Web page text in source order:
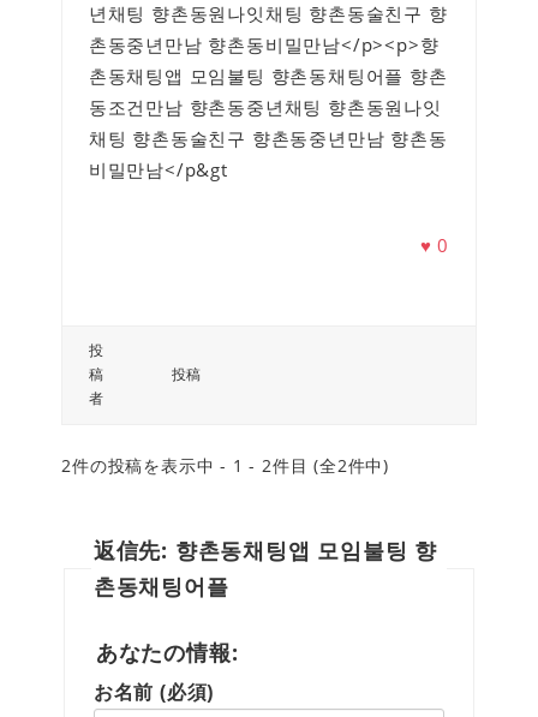
년채팅 향촌동원나잇채팅 향촌동술친구 향
촌동중년만남 향촌동비밀만남</p><p>향
촌동채팅앱 모임불팅 향촌동채팅어플 향촌
동조건만남 향촌동중년채팅 향촌동원나잇
채팅 향촌동술친구 향촌동중년만남 향촌동
비밀만남</p&gt
♥0
投
稿
者
投稿
2件の投稿を表示中 - 1 - 2件目 (全2件中)
返信先: 향촌동채팅앱 모임불팅 향
촌동채팅어플
あなたの情報:
お名前 (必須)